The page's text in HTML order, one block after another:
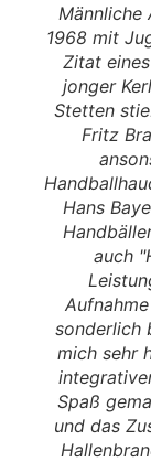
Männliche
1968 mit
Zitat
jonger
Stetten
Fritz
Hans
auch
sonderlich
mich sehr
Spaß
und das